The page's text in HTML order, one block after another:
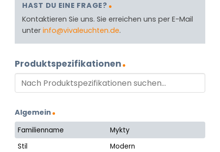
HAST DU EINE FRAGE?
Kontaktieren Sie uns. Sie erreichen uns per E-Mail
unter info@vivaleuchten.de.
Produktspezifikationen
Algemein
Familienname
Mykty
Stil
Modern